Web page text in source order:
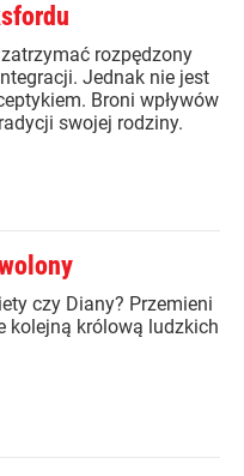
rozpędzony
Jednak nie jest
Broni wpływów
swojej rodziny.
czy Diany? Przemieni
kolejną królową ludzkich